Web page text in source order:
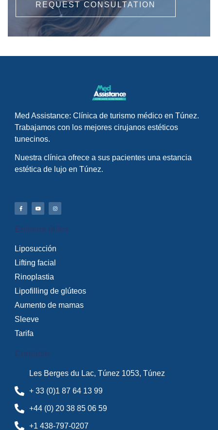
REQUEST CONSULTATION
Med Assistance: Clínica de turismo médico en Túnez.
Trabajamos con los mejores cirujanos estéticos
tunecinos.
Nuestra clínica ofrece a sus pacientes una estancia
estética de lujo en Túnez.
Enlaces útiles
Liposucción
Lifting facial
Rinoplastia
Lipofilling de glúteos
Aumento de mamas
Sleeve
Tarifa
Contacto
Les Berges du Lac, Túnez 1053, Túnez
+ 33 (0)1 87 64 13 99
+44 (0) 20 38 85 06 59
+1 438-797-0207